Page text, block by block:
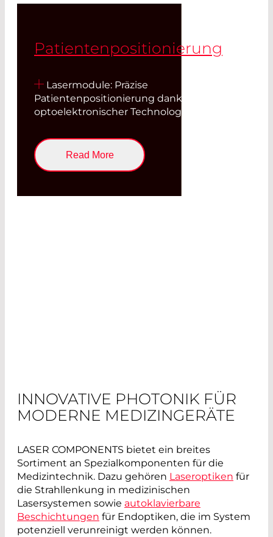
Patientenpositionierung
Lasermodule: Präzise
Patientenpositionierung dank
optoelektronischer Technologien
Read More
INNOVATIVE PHOTONIK FÜR
MODERNE MEDIZINGERÄTE
LASER COMPONENTS bietet ein breites
Sortiment an Spezialkomponenten für die
Medizintechnik. Dazu gehören Laseroptiken für
die Strahllenkung in medizinischen
Lasersystemen sowie autoklavierbare
Beschichtungen für Endoptiken, die im System
potenziell verunreinigt werden können.